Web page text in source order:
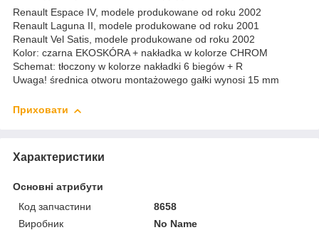
Renault Espace IV, modele produkowane od roku 2002
Renault Laguna II, modele produkowane od roku 2001
Renault Vel Satis, modele produkowane od roku 2002
Kolor: czarna EKOSKÓRA + nakładka w kolorze CHROM
Schemat: tłoczony w kolorze nakładki 6 biegów + R
Uwaga! średnica otworu montażowego gałki wynosi 15 mm
Приховати
Характеристики
Основні атрибути
Код запчастини
8658
Виробник
No Name